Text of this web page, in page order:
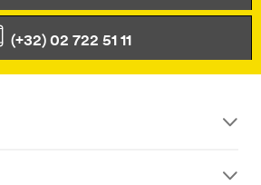
(+32) 02 722 51 11